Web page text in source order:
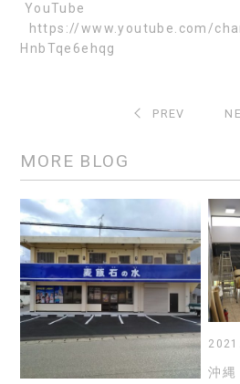
YouTube
https://www.youtube.com/
HnbTqe6ehqg
PREV
MORE BLOG
沖